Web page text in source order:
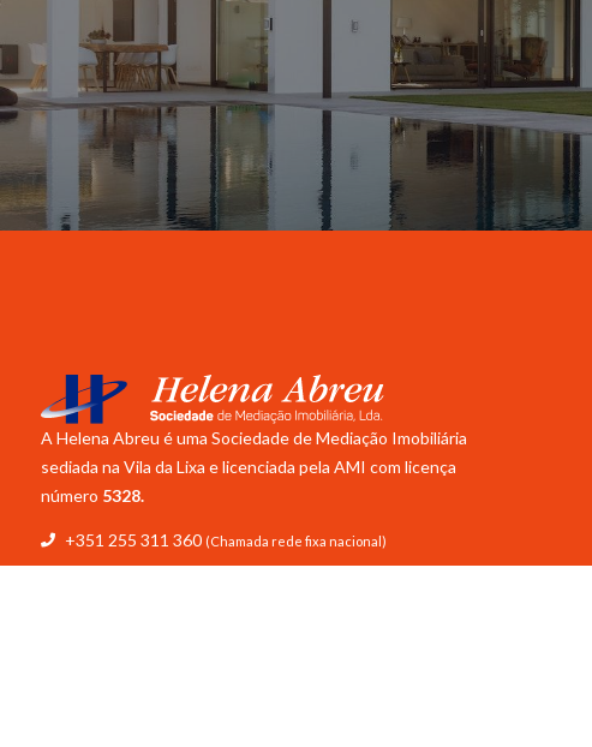
A Helena Abreu é uma Sociedade de Mediação Imobiliária
sediada na Vila da Lixa e licenciada pela AMI com licença
número 5328.
+351 255 311 360 (Chamada rede fixa nacional)